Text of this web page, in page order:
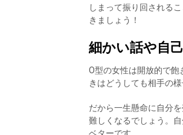
しまって振り回される
きましょう！
細かい話や自
O型の女性は開放的で飽
きはどうしても相手の
だから一生懸命に自分
難しくなるでしょう。